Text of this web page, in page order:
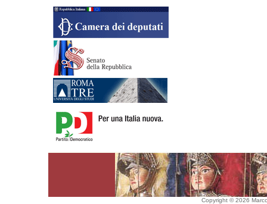
Copyright © 2026